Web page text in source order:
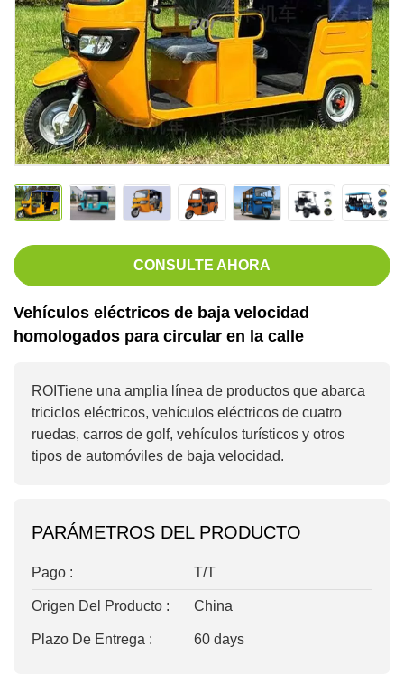
CONSULTE AHORA
Vehículos eléctricos de baja velocidad
homologados para circular en la calle
ROI Tiene una amplia línea de productos que abarca
triciclos eléctricos, vehículos eléctricos de cuatro
ruedas, carros de golf, vehículos turísticos y otros
tipos de automóviles de baja velocidad.
PARÁMETROS DEL PRODUCTO
Pago : T/T
Origen Del Producto : China
Plazo De Entrega : 60 days